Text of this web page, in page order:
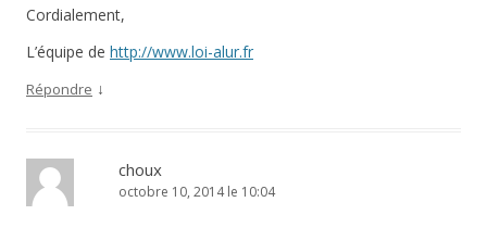
Cordialement,
L’équipe de http://www.loi-alur.fr
Répondre ↓
choux
octobre 10, 2014 le 10:04